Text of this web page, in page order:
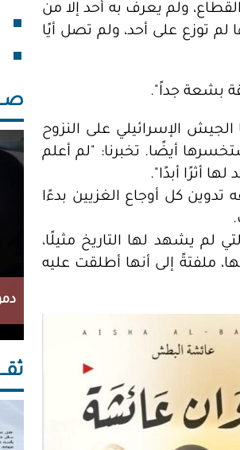
ولم يعرف به أحد إلا من
طباعة ما يقارب 50 نسخة، إلا أنها لم توزع على أحد، ولم تصل أيًا
بشعة جداً".
الإسرائيلي على النزوح
أيضًا. تخبرنا: "لم أعلم
أثرًا أبدًا".
كل أوجاع الغزيين بدءًا
لم يشهد لها التاريخ مثيلًا،
ملفتةً إلى أنها أطلقت عليه